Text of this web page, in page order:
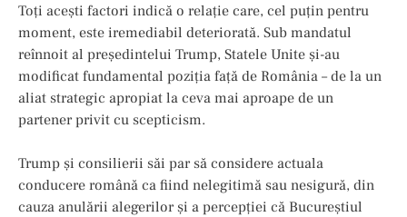
Toți acești factori indică o relație care, cel puțin pentru
moment, este iremediabil deteriorată. Sub mandatul
reînnoit al președintelui Trump, Statele Unite și-au
modificat fundamental poziția față de România – de la un
aliat strategic apropiat la ceva mai aproape de un
partener privit cu scepticism.
Trump și consilierii săi par să considere actuala
conducere română ca fiind nelegitimă sau nesigură, din
cauza anulării alegerilor și a percepției că Bucureștiul